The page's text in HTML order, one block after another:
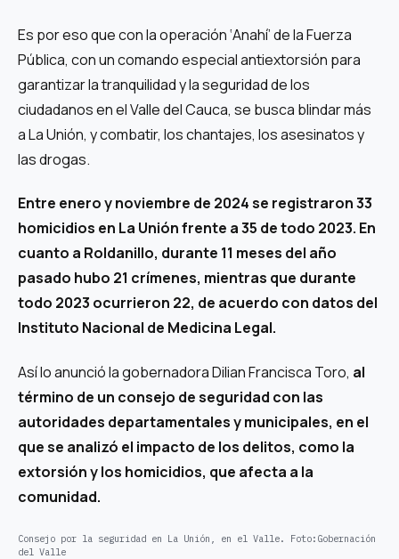
Es por eso que con la operación ‘Anahí’ de la Fuerza
Pública, con un comando especial antiextorsión para
garantizar la tranquilidad y la seguridad de los
ciudadanos en el Valle del Cauca, se busca blindar más
a La Unión, y combatir, los chantajes, los asesinatos y
las drogas.
Entre enero y noviembre de 2024 se registraron 33
homicidios en La Unión frente a 35 de todo 2023. En
cuanto a Roldanillo, durante 11 meses del año
pasado hubo 21 crímenes, mientras que durante
todo 2023 ocurrieron 22, de acuerdo con datos del
Instituto Nacional de Medicina Legal.
Así lo anunció la gobernadora Dilian Francisca Toro, al
término de un consejo de seguridad con las
autoridades departamentales y municipales, en el
que se analizó el impacto de los delitos, como la
extorsión y los homicidios, que afecta a la
comunidad.
Consejo por la seguridad en La Unión, en el Valle. Foto: Gobernación
del Valle